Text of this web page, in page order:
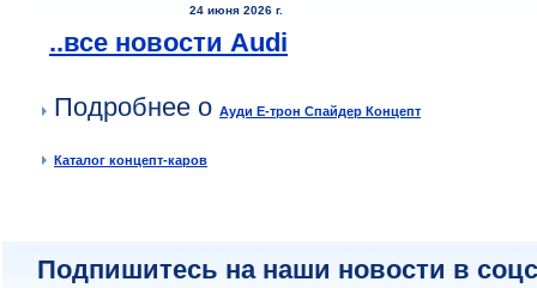
24 июня 2026 г.
..все новости Audi
Подробнее о Ауди Е-трон Спайдер Концепт
Каталог концепт-каров
Подпишитесь на наши новости в